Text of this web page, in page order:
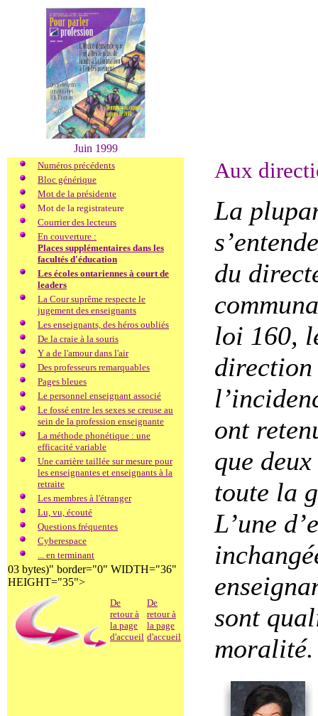
Juin 1999
Numéros précédents
Bloc générique
Mot de la présidente
Mot de la registrateure
Courrier des lecteurs
En couverture :
Places supplémentaires dans les
facultés d'éducation
Les écoles ontariennes à court de
leaders
La Cour suprême respecte le
jugement des enseignants
Les enseignants, des héros oubliés
De la craie à la souris
Y a de l'amour dans l'air
Des professeurs remarquables
Pages bleues
Le personnel enseignant associé
Le fossé entre les sexes se creuse au
sein de la profession enseignante
La méthode phonétique : une
efficacité variable
Une carrière taillée sur mesure pour
les enseignantes et enseignants à la
retraite
Les membres à l'étranger
Lu, vu, écouté
Questions fréquentes
Cyberespace
... en terminant
03 bytes)" border="0" WIDTH="36"
HEIGHT="35">
De
retour à
la page
d'accueil
De
retour à
la page
d'accueil
Aux
La
du
loi 160,
direction
ont
que
toute la
L’une
sont
moralité.